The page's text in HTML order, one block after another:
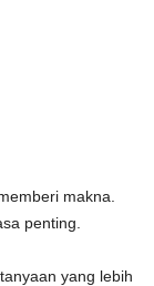
makna.
penting.
yang lebih